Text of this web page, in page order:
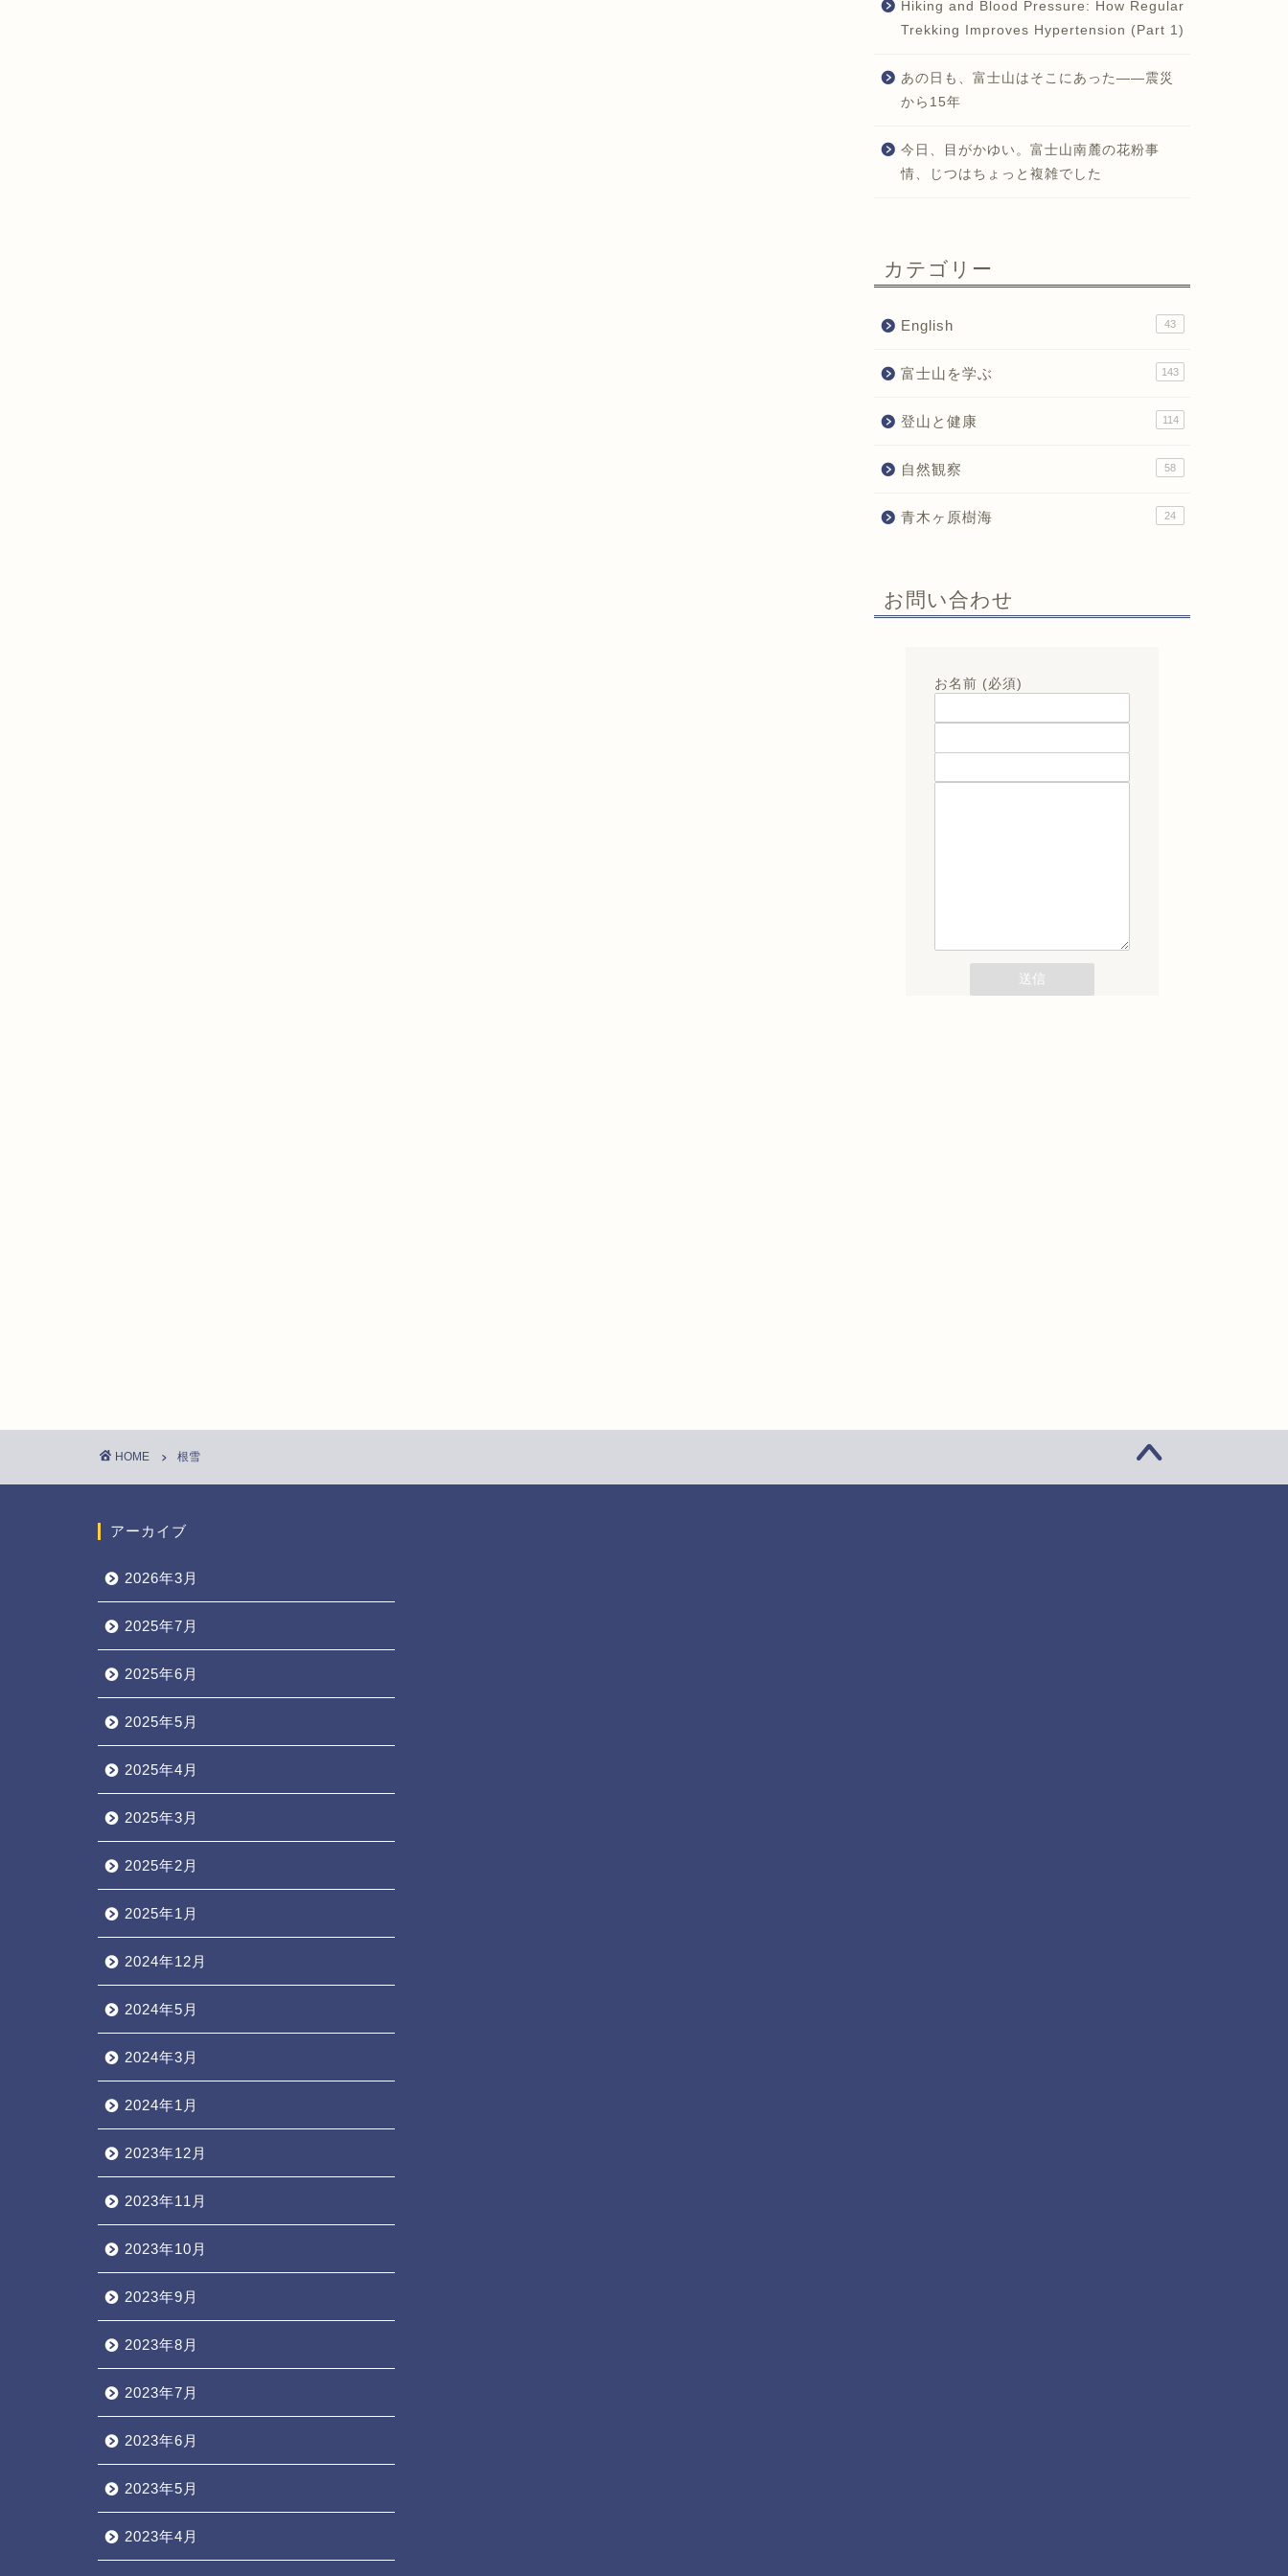
Hiking and Blood Pressure: How Regular
Trekking Improves Hypertension (Part 1)
あの日も、富士山はそこにあった——震災
から15年
今日、目がかゆい。富士山南麓の花粉事
情、じつはちょっと複雑でした
カテゴリー
English 43
富士山を学ぶ 143
登山と健康 114
自然観察 58
青木ヶ原樹海 24
お問い合わせ
お名前 (必須)
HOME 根雪
アーカイブ
2026年3月
2025年7月
2025年6月
2025年5月
2025年4月
2025年3月
2025年2月
2025年1月
2024年12月
2024年5月
2024年3月
2024年1月
2023年12月
2023年11月
2023年10月
2023年9月
2023年8月
2023年7月
2023年6月
2023年5月
2023年4月